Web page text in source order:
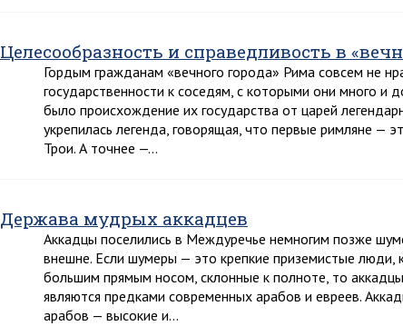
Целесообразность и справедливость в
Гордым гражданам «вечного города» Рима совсем не
государственности к соседям, с которыми они много и
было происхождение их государства от царей
укрепилась легенда, говорящая, что первые римляне —
Трои. А точнее —…
Держава мудрых аккадцев
Аккадцы поселились в Междуречье немногим позже
внешне. Если шумеры — это крепкие приземистые люди,
большим прямым носом, склонные к полноте, то
являются предками современных арабов и евреев.
арабов — высокие и…